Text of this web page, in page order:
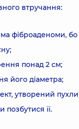
втручання:
фіброаденоми,
понад 2 см;
його діаметра;
утворений
позбутися її.